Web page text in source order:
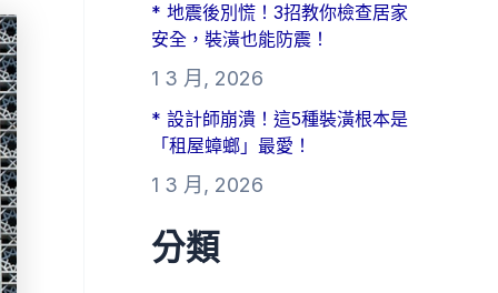
* 地震後別慌！3招教你檢查居家
安全，裝潢也能防震！
1 3 月, 2026
* 設計師崩潰！這5種裝潢根本是
「租屋蟑螂」最愛！
1 3 月, 2026
分類